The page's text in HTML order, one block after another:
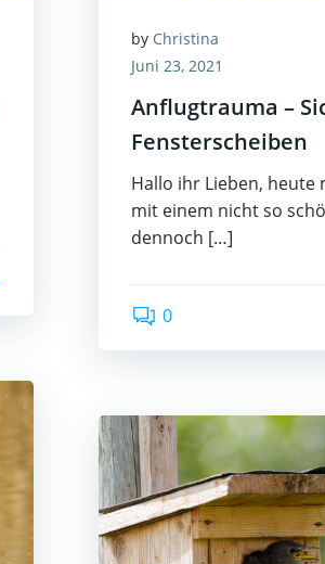
by Christina
Juni 23, 2021
Anflugtrauma –
Fensterscheiben
Hallo ihr Lieben, heute
mit einem nicht so
dennoch […]
0